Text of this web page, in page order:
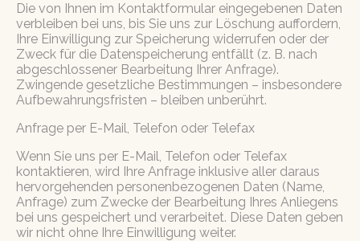
Die von Ihnen im Kontaktformular eingegebenen Daten
verbleiben bei uns, bis Sie uns zur Löschung auffordern,
Ihre Einwilligung zur Speicherung widerrufen oder der
Zweck für die Datenspeicherung entfällt (z. B. nach
abgeschlossener Bearbeitung Ihrer Anfrage).
Zwingende gesetzliche Bestimmungen – insbesondere
Aufbewahrungsfristen – bleiben unberührt.
Anfrage per E-Mail, Telefon oder Telefax
Wenn Sie uns per E-Mail, Telefon oder Telefax
kontaktieren, wird Ihre Anfrage inklusive aller daraus
hervorgehenden personenbezogenen Daten (Name,
Anfrage) zum Zwecke der Bearbeitung Ihres Anliegens
bei uns gespeichert und verarbeitet. Diese Daten geben
wir nicht ohne Ihre Einwilligung weiter.